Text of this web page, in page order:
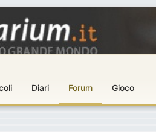
Diari Forum Gioco